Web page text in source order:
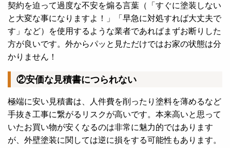
契約を迫って過度な不安を煽る言葉（「すぐに塗装しない
と大変な事になりますよ！」「早急に対処すれば大丈夫で
す」など）を使用するような業者であればまずお断りした
方が良いです。外からパッと見ただけではお家の状態は分
かりません！
②安価な見積書につられない
極端に安い見積書は、人件費を削ったり塗料を薄めるなど
手抜き工事に繋がるリスクが高いです。本来高いと思って
いたお買い物が安くなるのは非常に魅力的ではあります
が、外壁塗装に関しては逆に損をする可能性もあります。